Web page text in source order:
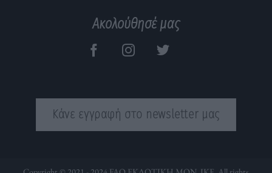
Ακολούθησέ μας
Κάνε εγγραφή στο newsletter μας